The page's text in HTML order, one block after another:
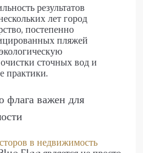
результатов
лет город
постепенно
пляжей
сточных вод и
практики.
флага важен для
в недвижимость